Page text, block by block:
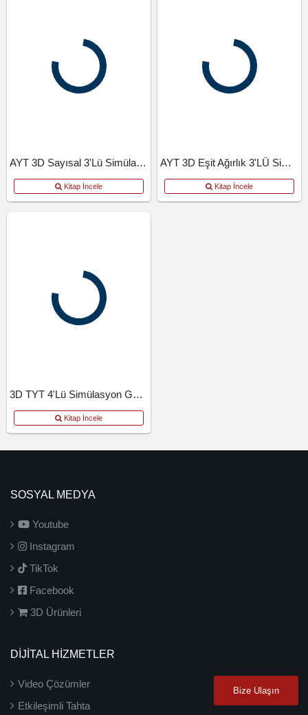
AYT 3D Sayısal 3'lü Simülasyon Deneme
Kitap İncele
AYT 3D Eşit Ağırlık 3'LÜ Simülasyon Deneme
Kitap İncele
3D TYT 4'lü Simülasyon Genel Deneme
Kitap İncele
SOSYAL MEDYA
Youtube
Instagram
TikTok
Facebook
3D Ürünleri
DİJİTAL HİZMETLER
Video Çözümler
Etkileşimli Tahta
Bize Ulaşın